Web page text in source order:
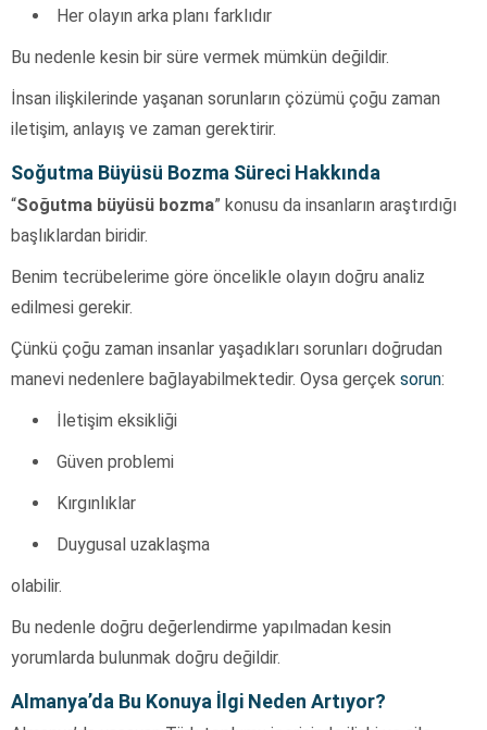
Her olayın arka planı farklıdır
Bu nedenle kesin bir süre vermek mümkün değildir.
İnsan ilişkilerinde yaşanan sorunların çözümü çoğu zaman
iletişim, anlayış ve zaman gerektirir.
Soğutma Büyüsü Bozma Süreci Hakkında
“Soğutma büyüsü bozma” konusu da insanların araştırdığı
başlıklardan biridir.
Benim tecrübelerime göre öncelikle olayın doğru analiz
edilmesi gerekir.
Çünkü çoğu zaman insanlar yaşadıkları sorunları doğrudan
manevi nedenlere bağlayabilmektedir. Oysa gerçek sorun:
İletişim eksikliği
Güven problemi
Kırgınlıklar
Duygusal uzaklaşma
olabilir.
Bu nedenle doğru değerlendirme yapılmadan kesin
yorumlarda bulunmak doğru değildir.
Almanya’da Bu Konuya İlgi Neden Artıyor?